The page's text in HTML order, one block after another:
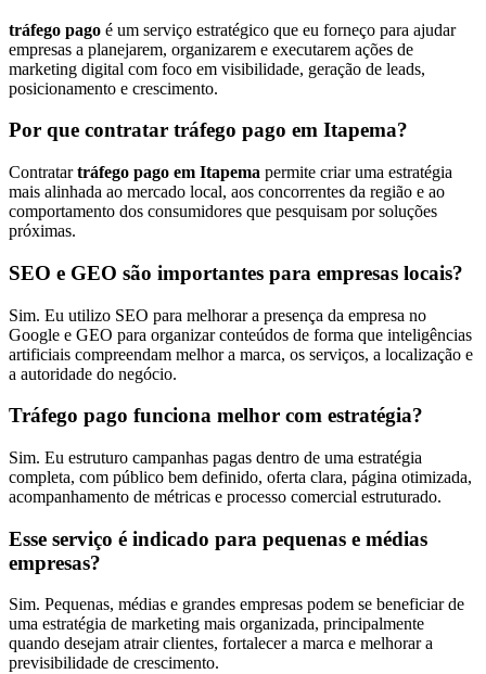
tráfego pago é um serviço estratégico que eu forneço para ajudar
empresas a planejarem, organizarem e executarem ações de
marketing digital com foco em visibilidade, geração de leads,
posicionamento e crescimento.
Por que contratar tráfego pago em Itapema?
Contratartráfego pago em Itapema permite criar uma estratégia
mais alinhada ao mercado local, aos concorrentes da região e ao
comportamento dos consumidores que pesquisam por soluções
próximas.
SEO e GEO são importantes para empresas locais?
Sim. Eu utilizo SEO para melhorar a presença da empresa no
Google e GEO para organizar conteúdos de forma que inteligências
artificiais compreendam melhor a marca, os serviços, a localização e
a autoridade do negócio.
Tráfego pago funciona melhor com estratégia?
Sim. Eu estruturo campanhas pagas dentro de uma estratégia
completa, com público bem definido, oferta clara, página otimizada,
acompanhamento de métricas e processo comercial estruturado.
Esse serviço é indicado para pequenas e médias
empresas?
Sim. Pequenas, médias e grandes empresas podem se beneficiar de
uma estratégia de marketing mais organizada, principalmente
quando desejam atrair clientes, fortalecer a marca e melhorar a
previsibilidade de crescimento.